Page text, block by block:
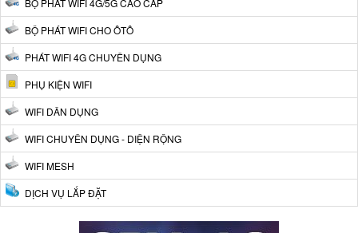
BỘ PHÁT WIFI CHO ÔTÔ
PHÁT WIFI 4G CHUYÊN DỤNG
PHỤ KIỆN WIFI
WIFI DÂN DỤNG
WIFI CHUYÊN DỤNG - DIỆN RỘNG
WIFI MESH
DỊCH VỤ LẮP ĐẶT